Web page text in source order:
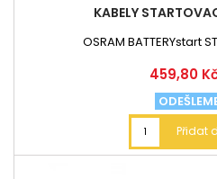
KABELY
OSRAM BATTERYstart
Cena
459,80
Přidat